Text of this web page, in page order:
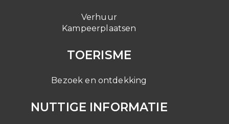
Verhuur
Kampeerplaatsen
TOERISME
Bezoek en ontdekking
NUTTIGE INFORMATIE